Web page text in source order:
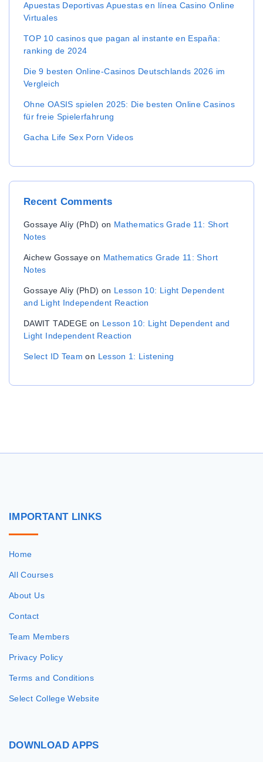
Apuestas Deportivas Apuestas en línea Casino Online
Virtuales
TOP 10 casinos que pagan al instante en España:
ranking de 2024
Die 9 besten Online-Casinos Deutschlands 2026 im
Vergleich
Ohne OASIS spielen 2025: Die besten Online Casinos
für freie Spielerfahrung
Gacha Life Sex Porn Videos
Recent Comments
Gossaye Aliy (PhD) on Mathematics Grade 11: Short
Notes
Aichew Gossaye on Mathematics Grade 11: Short
Notes
Gossaye Aliy (PhD) on Lesson 10: Light Dependent
and Light Independent Reaction
DAWIT TADEGE on Lesson 10: Light Dependent and
Light Independent Reaction
Select ID Team on Lesson 1: Listening
IMPORTANT LINKS
Home
All Courses
About Us
Contact
Team Members
Privacy Policy
Terms and Conditions
Select College Website
DOWNLOAD APPS